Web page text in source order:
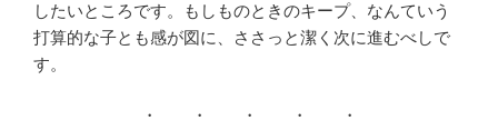
したいところです。もしものときのキープ、なんていう
打算的な子とも感が図に、ささっと潔く次に進むべしで
す。
・ ・ ・ ・ ・